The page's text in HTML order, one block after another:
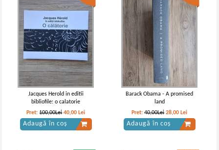
Jacques Herold in editii
bibliofile: o calatorie
Pret:100,00Lei 40,00 Lei
Adaugă în coș
Barack Obama - A promised
land
Pret:40,00Lei 28,00 Lei
Adaugă în coș